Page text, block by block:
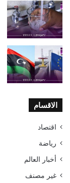
الاقسام
اقتصاد
رياضة
أخبار العالم
غير مصنف